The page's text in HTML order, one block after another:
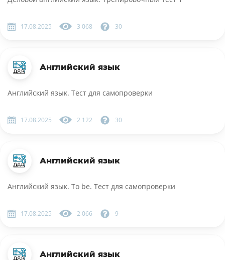
17.08.2025 3 068 30
Английский язык
Английский язык. Тест для самопроверки
17.08.2025 2 122 30
Английский язык
Английский язык. To be. Тест для самопроверки
17.08.2025 2 066 9
Английский язык